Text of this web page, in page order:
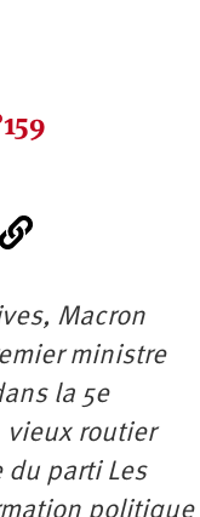
Macron
ministre
la 5e
vieux routier
du parti Les
politique